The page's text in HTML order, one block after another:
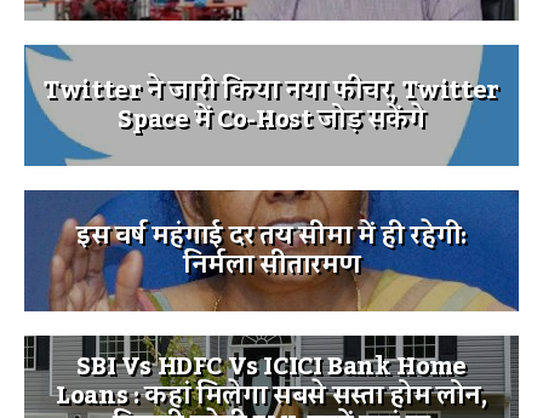
Twitter ने जारी किया नया फीचर, Twitter
Space में Co-Host जोड़ सकेंगे
इस वर्ष महंगाई दर तय सीमा में ही रहेगी:
निर्मला सीतारमण
SBI Vs HDFC Vs ICICI Bank Home
Loans : कहां मिलेगा सबसे सस्ता होम लोन,